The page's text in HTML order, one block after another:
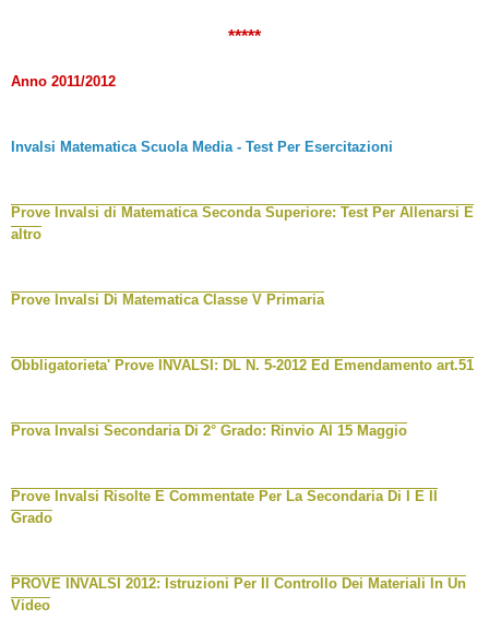
*****
Anno 2011/2012
Invalsi Matematica Scuola Media - Test Per Esercitazioni
Prove Invalsi di Matematica Seconda Superiore: Test Per Allenarsi E
altro
Prove Invalsi Di Matematica Classe V Primaria
Obbligatorieta' Prove INVALSI: DL N. 5-2012 Ed Emendamento art.51
Prova Invalsi Secondaria Di 2° Grado: Rinvio Al 15 Maggio
Prove Invalsi Risolte E Commentate Per La Secondaria Di I E II
Grado
PROVE INVALSI 2012: Istruzioni Per Il Controllo Dei Materiali In Un
Video